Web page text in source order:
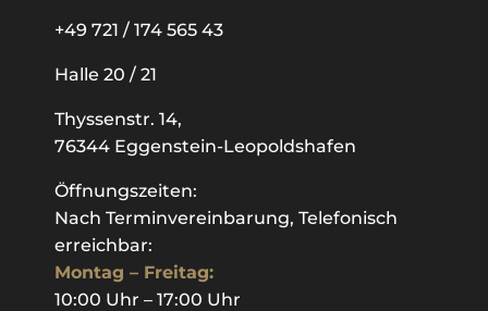
+49 721 / 174 565 43
Halle 20 / 21
Thyssenstr. 14,
76344 Eggenstein-Leopoldshafen
Öffnungszeiten:
Nach Terminvereinbarung, Telefonisch
erreichbar:
Montag – Freitag:
10:00 Uhr – 17:00 Uhr